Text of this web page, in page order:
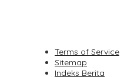
Terms of Service
Sitemap
Indeks Berita